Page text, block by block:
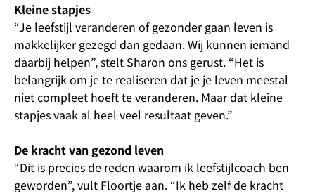
Kleine stapjes
“Je leefstijl veranderen of gezonder gaan leven is
makkelijker gezegd dan gedaan. Wij kunnen iemand
daarbij helpen”, stelt Sharon ons gerust. “Het is
belangrijk om je te realiseren dat je je leven meestal
niet compleet hoeft te veranderen. Maar dat kleine
stapjes vaak al heel veel resultaat geven.”
De kracht van gezond leven
“Dit is precies de reden waarom ik leefstijlcoach ben
geworden”, vult Floortje aan. “Ik heb zelf de kracht